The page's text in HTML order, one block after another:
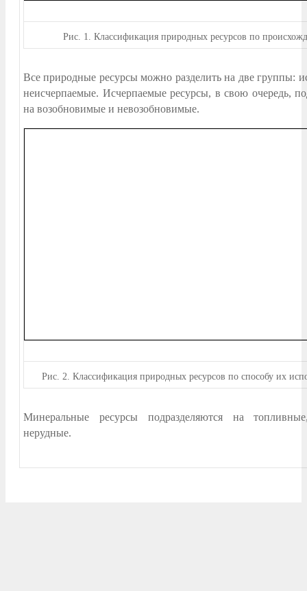
Рис. 1. Классификация природных ресурсов по
Все природные ресурсы можно разделить на две группы:
неисчерпаемые. Исчерпаемые ресурсы, в свою очередь,
на возобновимые и невозобновимые.
Рис. 2. Классификация природных ресурсов по способу их
Минеральные ресурсы подразделяются на
нерудные.